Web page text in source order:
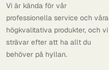
Vi är kända för vår
professionella service och våra
högkvalitativa produkter, och vi
strävar efter att ha allt du
behöver på hyllan.